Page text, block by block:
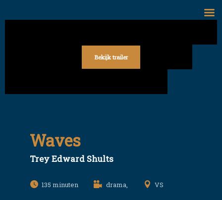
Bekijk trailer
Waves
Trey Edward Shults
135 drama, VS